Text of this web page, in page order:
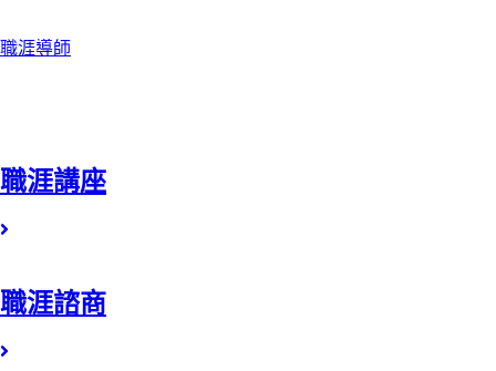
職涯導師
職涯講座
職涯諮商